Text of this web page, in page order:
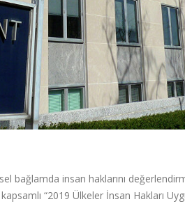
bağlamda insan haklarını
kapsamlı “2019 Ülkeler İnsan Hakları